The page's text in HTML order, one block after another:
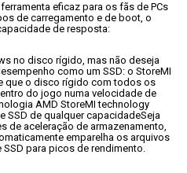
eficaz para os fãs de PCs
de carregamento e de boot, o
de resposta:
no disco rígido, mas não deseja
como um SSD: o StoreMI
que o disco rígido com todos os
do jogo numa velocidade de
AMD StoreMI technology
SSD de qualquer capacidadeSeja
de aceleração de armazenamento,
emparelha os arquivos
para picos de rendimento.